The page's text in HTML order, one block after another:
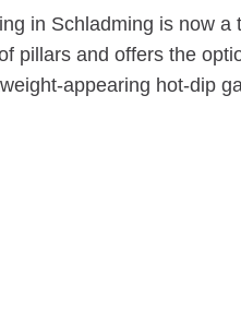
in Schladming is now
pillars and offers the
appearing hot-dip